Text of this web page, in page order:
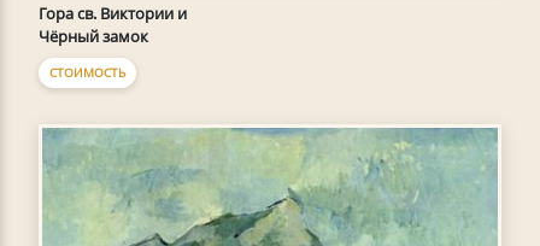
Гора св. Виктории и
Чёрный замок
СТОИМОСТЬ